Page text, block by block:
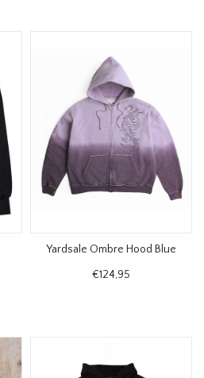
Yardsale Ombre Hood Blue
€124,95